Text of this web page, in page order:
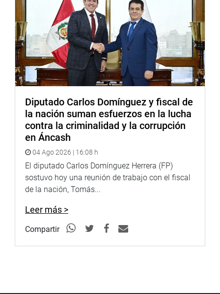
“Ningún peruano más debe morir por apetitos e intereses
políticos. La sangre derramada de mis hermanos de
Puno, Juliaca, Ayacucho, Huancayo y Cusco no tiene
menos valor que otras, me duele escuchar desde Lima el
argumento simplista del ‘terruqueo’ para justificar las
balas gatilladas contra el pueblo”, recalcó.
Lima “somos provincianos, que llegamos a los conos de
la capital en busca de un mejor futuro para nuestros
hijos. Con la ayuda de Dios y mucho esfuerzo logramos
sacar adelante a nuestras familias, lejos de nuestra tierra
y del desprecio de los gobernantes de turno”.
Lima, 13 de enero de 2023
CONGRESISTA JOSÉ LUNA GÁLVEZ
Diputado Carlos Domínguez y fiscal de
la nación suman esfuerzos en la lucha
contra la criminalidad y la corrupción
en Áncash
04 Ago 2026 | 16:08 h
El diputado Carlos Domínguez Herrera (FP)
sostuvo hoy una reunión de trabajo con el fiscal
de la nación, Tomás...
Leer más >
Compartir